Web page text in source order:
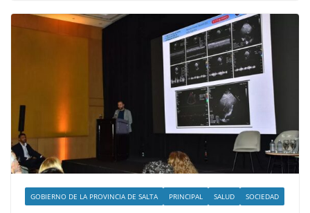
GOBIERNO DE LA PROVINCIA DE SALTA PRINCIPAL SALUD SOCIEDAD